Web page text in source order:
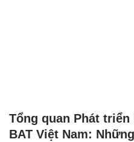
Tổng quan Phát triển
BAT Việt Nam: